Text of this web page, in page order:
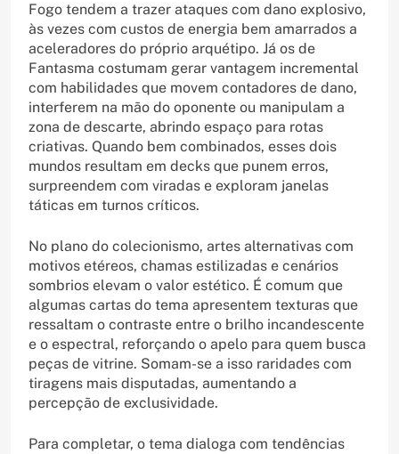
Fogo tendem a trazer ataques com dano explosivo,
às vezes com custos de energia bem amarrados a
aceleradores do próprio arquétipo. Já os de
Fantasma costumam gerar vantagem incremental
com habilidades que movem contadores de dano,
interferem na mão do oponente ou manipulam a
zona de descarte, abrindo espaço para rotas
criativas. Quando bem combinados, esses dois
mundos resultam em decks que punem erros,
surpreendem com viradas e exploram janelas
táticas em turnos críticos.
No plano do colecionismo, artes alternativas com
motivos etéreos, chamas estilizadas e cenários
sombrios elevam o valor estético. É comum que
algumas cartas do tema apresentem texturas que
ressaltam o contraste entre o brilho incandescente
e o espectral, reforçando o apelo para quem busca
peças de vitrine. Somam-se a isso raridades com
tiragens mais disputadas, aumentando a
percepção de exclusividade.
Para completar, o tema dialoga com tendências